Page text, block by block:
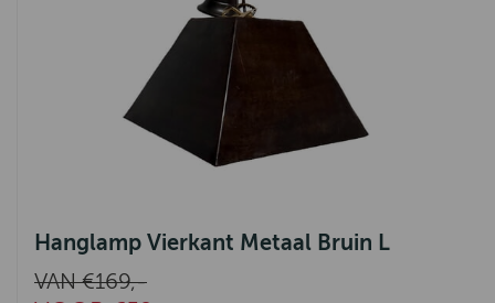
Hanglamp Vierkant Metaal Bruin L
VAN €169,-